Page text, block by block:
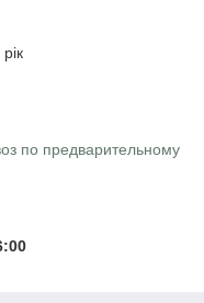
по предварительному